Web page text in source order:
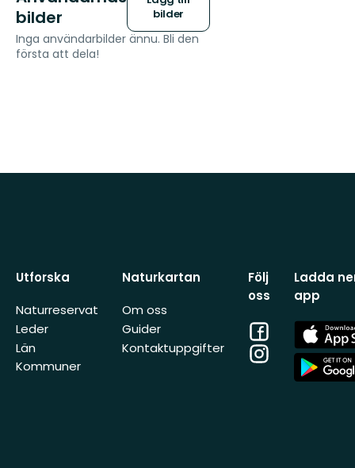
bilder
bilder
Inga användarbilder ännu. Bli den
första att dela!
Utforska
Naturreservat
Leder
Län
Kommuner
Naturkartan
Om oss
Guider
Kontaktuppgifter
Följ
oss
Facebook
Instagram
Ladda
app
App
Store
App
Store